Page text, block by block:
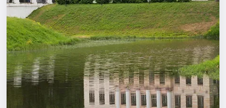
Площадки
Артисты
Рейтинги